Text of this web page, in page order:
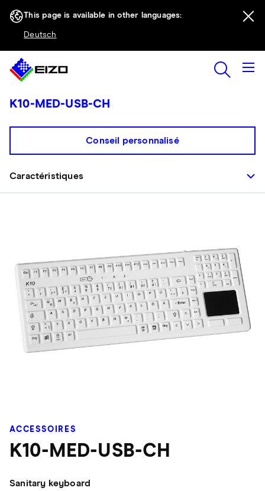
This page is available in other languages:
Deutsch
K10-MED-USB-CH
Caractéristiques
Conseil personnalisé
ACCESSOIRES
K10-MED-USB-CH
Sanitary keyboard